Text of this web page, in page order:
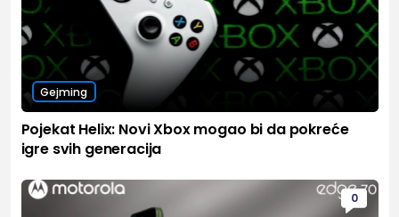
Gejming
Pojekat Helix: Novi Xbox mogao bi da pokreće
igre svih generacija
0